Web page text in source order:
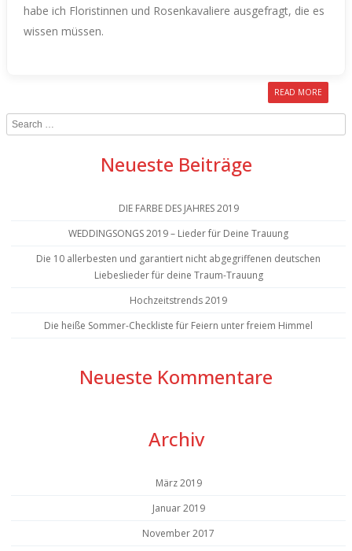
habe ich Floristinnen und Rosenkavaliere ausgefragt, die es
wissen müssen.
READ MORE
Search
Neueste Beiträge
DIE FARBE DES JAHRES 2019
WEDDINGSONGS 2019 – Lieder für Deine Trauung
Die 10 allerbesten und garantiert nicht abgegriffenen deutschen
Liebeslieder für deine Traum-Trauung
Hochzeitstrends 2019
Die heiße Sommer-Checkliste für Feiern unter freiem Himmel
Neueste Kommentare
Archiv
März 2019
Januar 2019
November 2017